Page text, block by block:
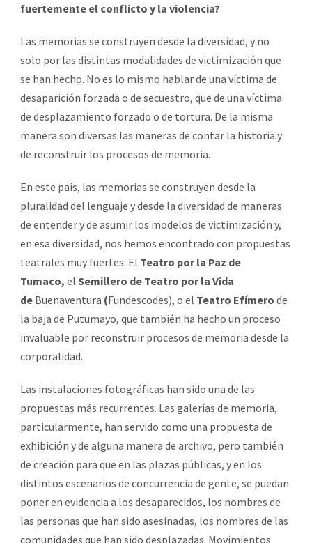
fuertemente el conflicto y la violencia?
Las memorias se construyen desde la diversidad, y no
solo por las distintas modalidades de victimización que
se han hecho. No es lo mismo hablar de una víctima de
desaparición forzada o de secuestro, que de una víctima
de desplazamiento forzado o de tortura. De la misma
manera son diversas las maneras de contar la historia y
de reconstruir los procesos de memoria.
En este país, las memorias se construyen desde la
pluralidad del lenguaje y desde la diversidad de maneras
de entender y de asumir los modelos de victimización y,
en esa diversidad, nos hemos encontrado con propuestas
teatrales muy fuertes: El Teatro por la Paz de
Tumaco, el Semillero de Teatro por la Vida
de Buenaventura (Fundescodes), o el Teatro Efímero de
la baja de Putumayo, que también ha hecho un proceso
invaluable por reconstruir procesos de memoria desde la
corporalidad.
Las instalaciones fotográficas han sido una de las
propuestas más recurrentes. Las galerías de memoria,
particularmente, han servido como una propuesta de
exhibición y de alguna manera de archivo, pero también
de creación para que en las plazas públicas, y en los
distintos escenarios de concurrencia de gente, se puedan
poner en evidencia a los desaparecidos, los nombres de
las personas que han sido asesinadas, los nombres de las
comunidades que han sido desplazadas. Movimientos